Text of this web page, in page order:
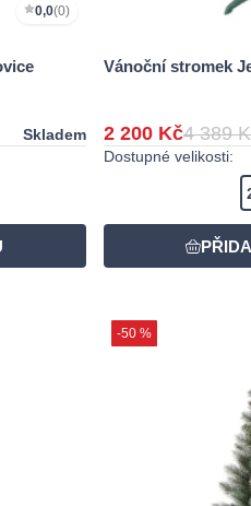
0,0(0)
Skladem
Vánoční stromek
2 200 Kč4 389
Dostupné velikosti:
-50 %